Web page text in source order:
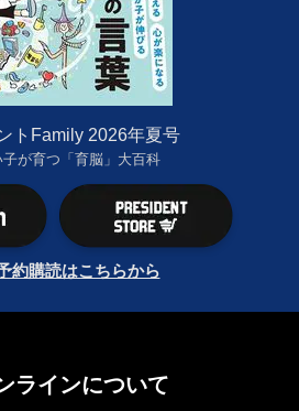
トFamily 2026年夏号
が育つ「育脳」大百科
約購読はこちらから
ラインについて